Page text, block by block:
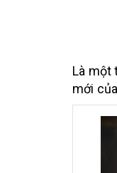
Là một
mới